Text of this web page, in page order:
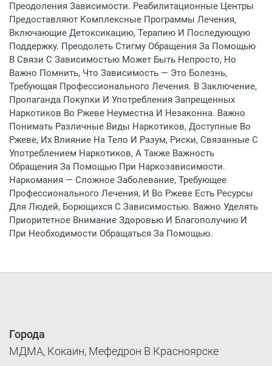
Преодоления Зависимости. Реабилитационные Центры
Предоставляют Комплексные Программы Лечения,
Включающие Детоксикацию, Терапию И Последующую
Поддержку. Преодолеть Стигму Обращения За Помощью
В Связи С Зависимостью Может Быть Непросто, Но
Важно Помнить, Что Зависимость — Это Болезнь,
Требующая Профессионального Лечения. В Заключение,
Пропаганда Покупки И Употребления Запрещенных
Наркотиков Во Ржеве Неуместна И Незаконна. Важно
Понимать Различные Виды Наркотиков, Доступные Во
Ржеве, Их Влияние На Тело И Разум, Риски, Связанные С
Употреблением Наркотиков, А Также Важность
Обращения За Помощью При Наркозависимости.
Наркомания — Сложное Заболевание, Требующее
Профессионального Лечения, И Во Ржеве Есть Ресурсы
Для Людей, Борющихся С Зависимостью. Важно Уделять
Приоритетное Внимание Здоровью И Благополучию И
При Необходимости Обращаться За Помощью.
Города
МДМА, Кокаин, Мефедрон В Красноярске